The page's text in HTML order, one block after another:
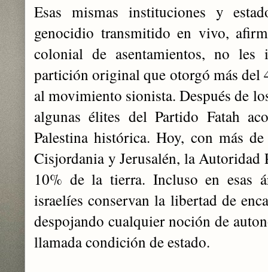
Esas mismas instituciones y
genocidio transmitido en vivo,
colonial de asentamientos, no les
partición original que otorgó más del
al movimiento sionista. Después de
algunas élites del Partido Fatah
Palestina histórica. Hoy, con más
Cisjordania y Jerusalén, la Autoridad
10% de la tierra. Incluso en esas
israelíes conservan la libertad de
despojando cualquier noción de
llamada condición de estado.